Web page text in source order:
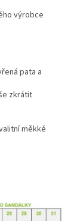
výrobce
pata a
zkrátit
měkké